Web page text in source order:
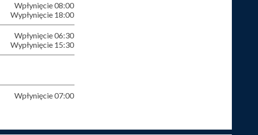
Wpłynięcie 08:00
Wypłynięcie 18:00
Wpłynięcie 06:30
Wypłynięcie 15:30
Wpłynięcie 07:00